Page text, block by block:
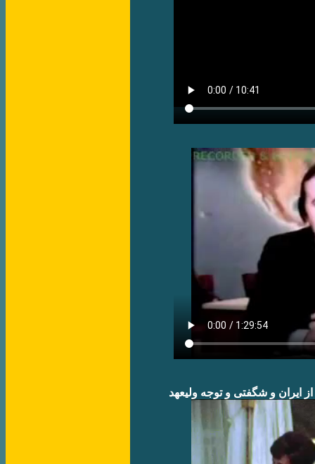
ايران و شگفتی و توجه وليعهد